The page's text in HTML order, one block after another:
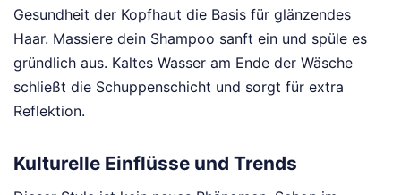
Gesundheit der Kopfhaut die Basis für glänzendes
Haar. Massiere dein Shampoo sanft ein und spüle es
gründlich aus. Kaltes Wasser am Ende der Wäsche
schließt die Schuppenschicht und sorgt für extra
Reflektion.
Kulturelle Einflüsse und Trends